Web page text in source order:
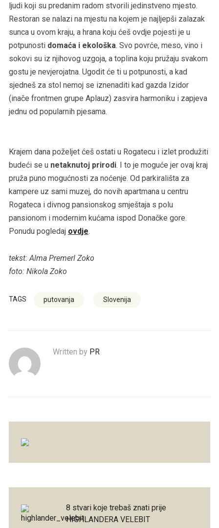
ljudi koji su predanim radom stvorili jedinstveno mjesto.
Restoran se nalazi na mjestu na kojem je najljepši zalazak
sunca u ovom kraju, a hrana koju ćeš ovdje pojesti je u
potpunosti domaća i ekološka. Svo povrće, meso, vino i
sokovi su iz njihovog uzgoja, a toplina koju pružaju svakom
gostu je nevjerojatna. Ugodit će ti u potpunosti, a kad
sjedneš za stol nemoj se iznenaditi kad gazda Izidor
(inače frontmen grupe Aplauz) zasvira harmoniku i zapjeva
jednu od popularnih pjesama.
Krajem dana poželjet ćeš ostati u Rogatecu i izlet produžiti
budeći se u netaknutoj prirodi. I to je moguće jer ovaj kraj
pruža puno mogućnosti za noćenje. Od parkirališta za
kampere uz sami muzej, do novih apartmana u centru
Rogateca i divnog pansionskog smještaja s polu
pansionom i modernim kućama ispod Donačke gore.
Ponudu pogledaj ovdje.
tekst: Alma Premerl Zoko
foto: Nikola Zoko
TAGS putovanja Slovenija
Written by PR
8 stvari koje trebaš znati prije
HIGHLANDERA VELEBIT